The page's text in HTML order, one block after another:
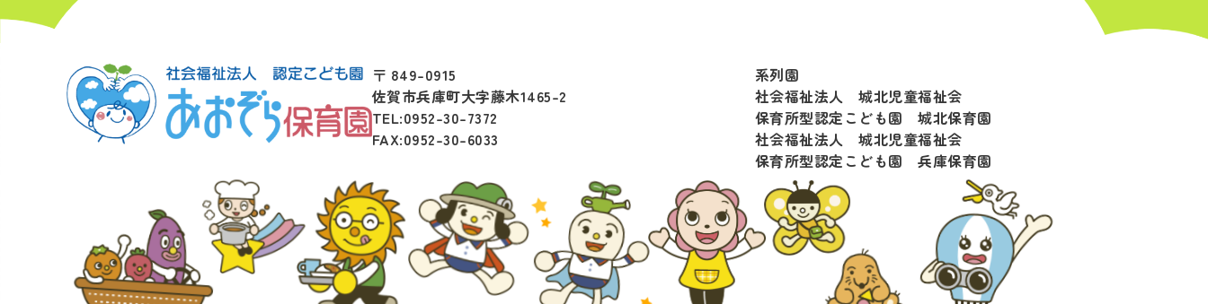
〒 849-0915
佐賀市兵庫町大字藤木1465-2
TEL:0952-30-7372
FAX:0952-30-6033
系列園
社会福祉法人 城北児童福祉会
保育所型認定こども園 城北保育園
社会福祉法人 城北児童福祉会
保育所型認定こども園 兵庫保育園